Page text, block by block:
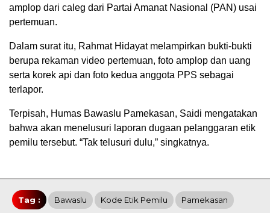
amplop dari caleg dari Partai Amanat Nasional (PAN) usai
pertemuan.
Dalam surat itu, Rahmat Hidayat melampirkan bukti-bukti
berupa rekaman video pertemuan, foto amplop dan uang
serta korek api dan foto kedua anggota PPS sebagai
terlapor.
Terpisah, Humas Bawaslu Pamekasan, Saidi mengatakan
bahwa akan menelusuri laporan dugaan pelanggaran etik
pemilu tersebut. “Tak telusuri dulu,” singkatnya.
Tag : Bawaslu Kode Etik Pemilu Pamekasan